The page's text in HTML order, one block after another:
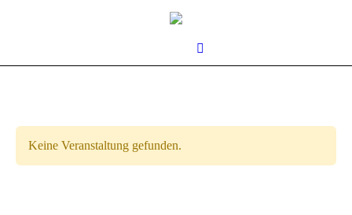
Keine Veranstaltung gefunden.